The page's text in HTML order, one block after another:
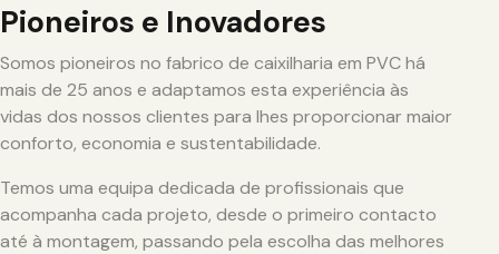
Pioneiros e Inovadores
Somos pioneiros no fabrico de caixilharia em PVC há
mais de 25 anos e adaptamos esta experiência às
vidas dos nossos clientes para lhes proporcionar maior
conforto, economia e sustentabilidade.
Temos uma equipa dedicada de profissionais que
acompanha cada projeto, desde o primeiro contacto
até à montagem, passando pela escolha das melhores